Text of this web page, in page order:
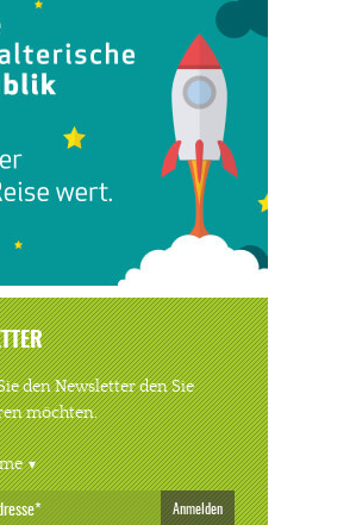
den Newsletter den Sie
möchten.
Anmelden